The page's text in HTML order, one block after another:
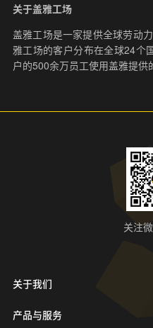
关于盖雅工场
盖雅工场是一家提供全球劳动
雅工场的客户分布在全球24个
户的500余万员工使用盖雅提供
关于我们
产品与服务
关注